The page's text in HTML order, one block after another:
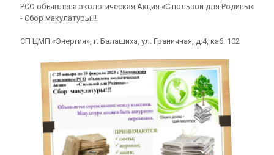
РСО объявлена экологическая Акция «С пользой для Родины»
- Сбор макулатуры!!!
СП ЦМП «Энергия», г. Балашиха, ул. Граничная, д.4, каб. 102